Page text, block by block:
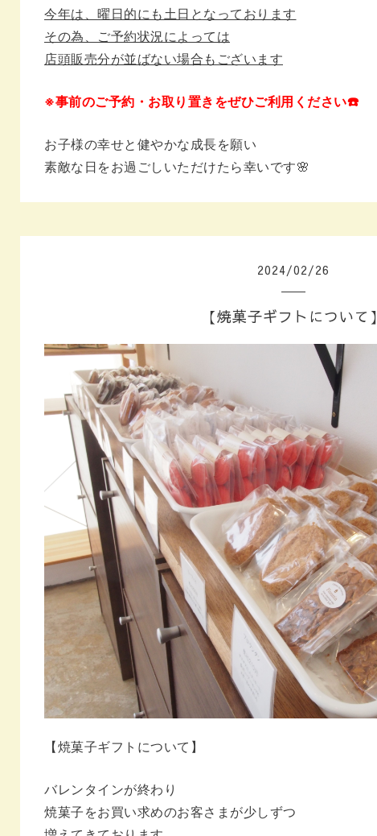
今年は、曜日的にも土日となっております
その為、ご予約状況によっては
店頭販売分が並ばない場合もございます
※事前のご予約・お取り置きをぜひご利用ください☎️
お子様の幸せと健やかな成長を願い
素敵な日をお過ごしいただけたら幸いです🌸
2024/02/26
【焼菓子ギフトについて
【焼菓子ギフトについて】
バレンタインが終わり
焼菓子をお買い求めのお客さまが少しずつ